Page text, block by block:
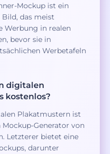
Mockup ist ein
das meist
Werbung in realen
bevor sie in
Werbetafeln
digitalen
kostenlos?
Plakatmustern ist
Mockup-Generator von
Letzterer bietet eine
darunter